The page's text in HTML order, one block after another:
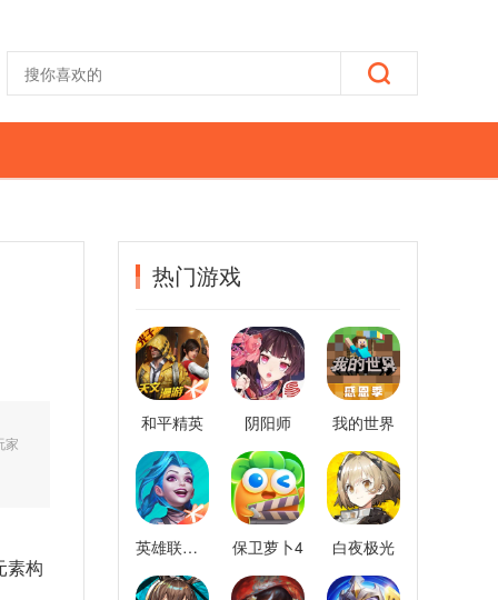
家
素构
热门游戏
和平精英 阴阳师 我的世界
英雄联盟手游 保卫萝卜4 白夜极光